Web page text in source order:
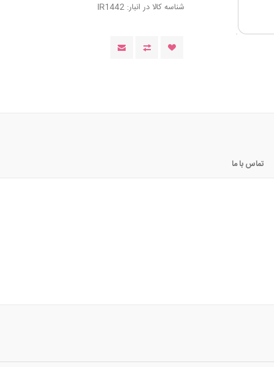
شناسه کالا در انبار: IR1442
تماس با ما